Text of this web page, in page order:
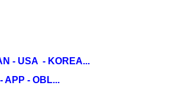
- USA - KOREA...
APP - OBL...